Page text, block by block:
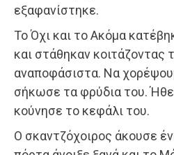
εξαφανίστηκε.
Το Όχι και το Ακόμα
και στάθηκαν
αναποφάσιστα. Να
σήκωσε τα φρύδια του.
κούνησε το κεφάλι του.
Ο σκαντζόχοιρος άκουσε